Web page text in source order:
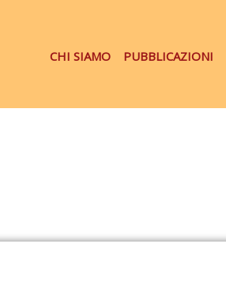
CHI SIAMO PUBBLICAZIONI